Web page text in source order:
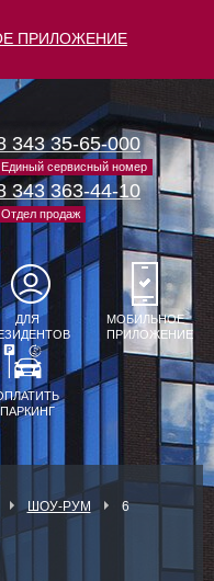
ПРИЛОЖЕНИЕ
343 35-65-000
Единый сервисный номер
343 363-44-10
Отдел продаж
ДЛЯ
МОБИЛЬНОЕ
ПРИЛОЖЕНИЕ
ПАРКИНГ
ШОУ-РУМ 6